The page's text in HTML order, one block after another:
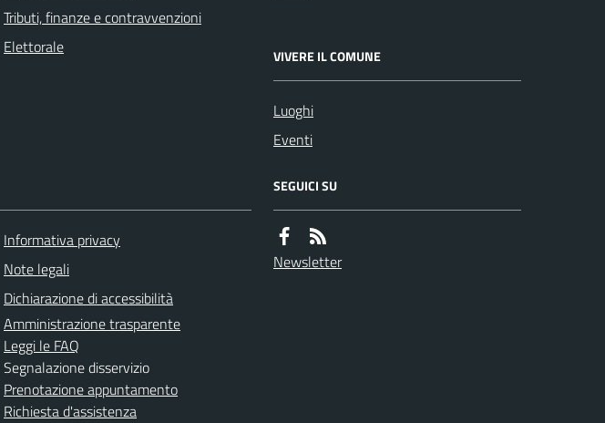
Tributi, finanze e contravvenzioni
Elettorale
VIVERE IL COMUNE
Luoghi
Eventi
Informativa privacy
Note legali
Dichiarazione di accessibilità
Amministrazione trasparente
Leggi le FAQ
Segnalazione disservizio
Prenotazione appuntamento
Richiesta d'assistenza
SEGUICI SU
Newsletter